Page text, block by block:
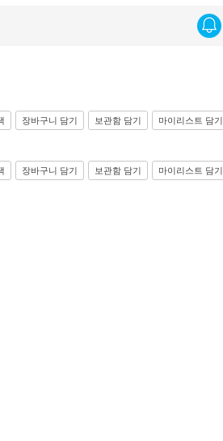
투비컨티뉴드
장바구니 담기 보관함 담기 마이리스트 담기
장바구니 담기 보관함 담기 마이리스트 담기